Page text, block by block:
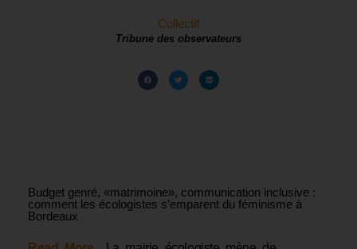
Collectif
Tribune des observateurs
Budget genré, «matrimoine», communication inclusive :
comment les écologistes s’emparent du féminisme à
Bordeaux